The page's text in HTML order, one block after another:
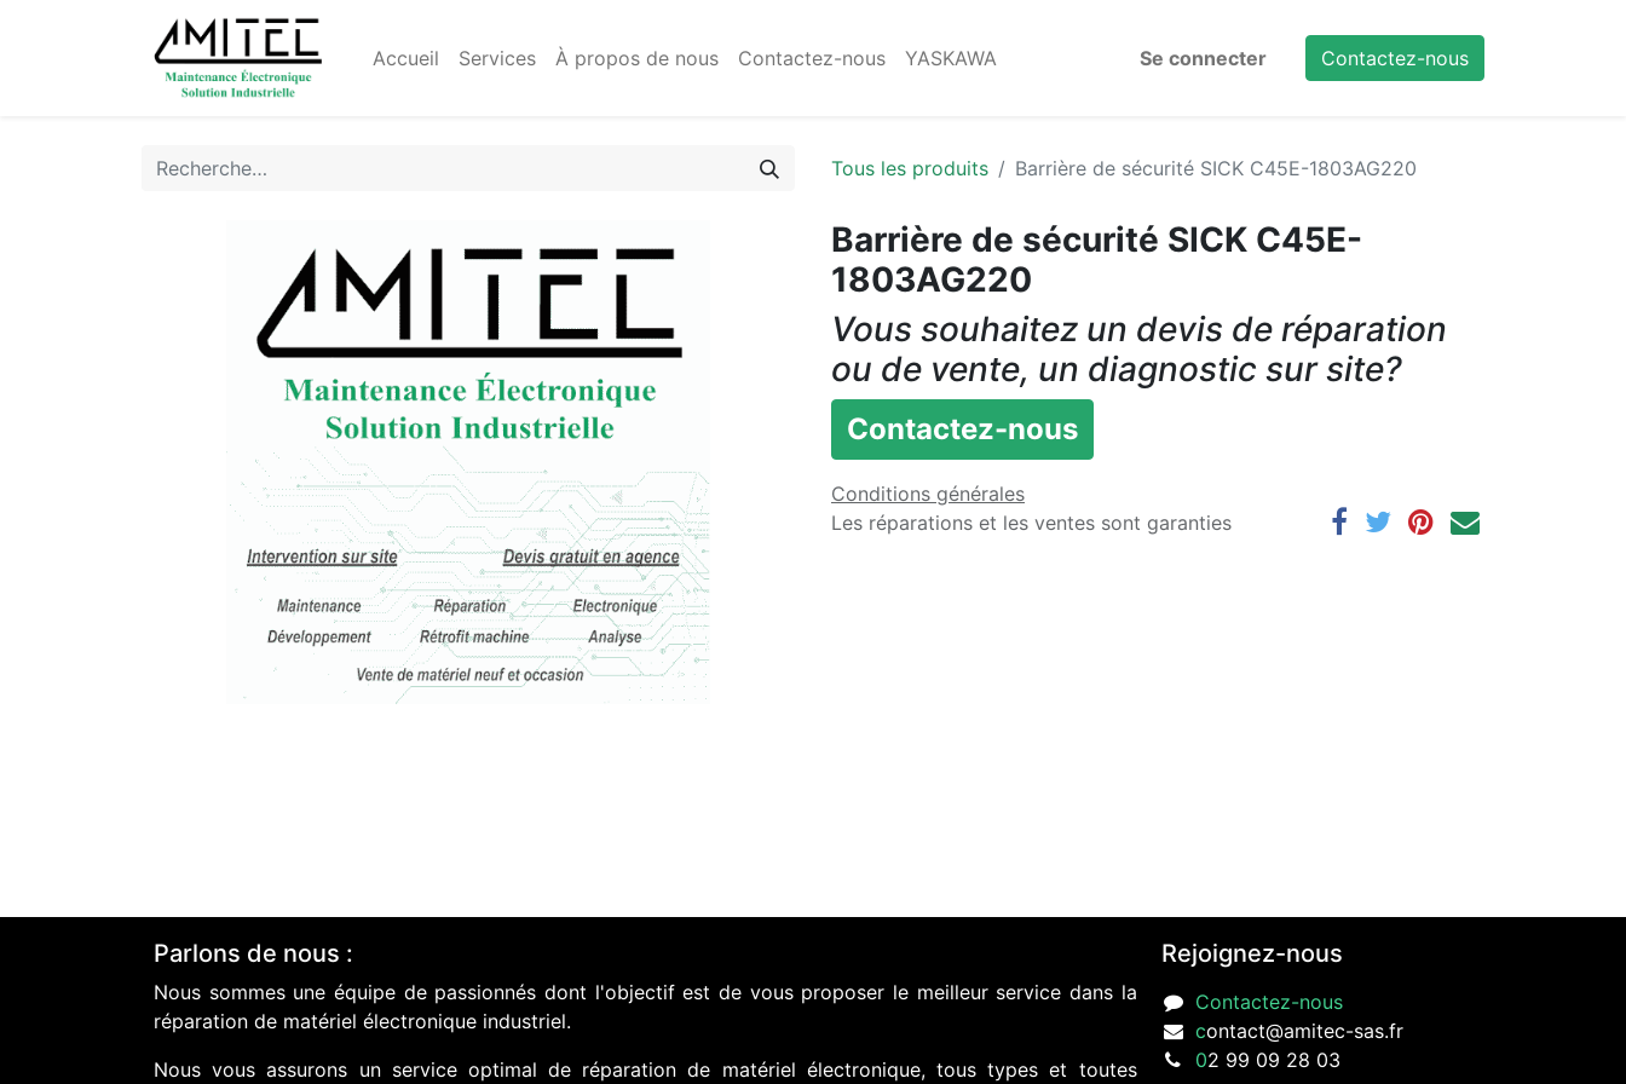
Accueil Services À propos de nous Contactez-nous YASKAWA Se connecter Contactez-nous
Tous les produits Barrière de sécurité SICK C45E-1803AG220
Barrière de sécurité SICK C45E-
1803AG220
Vous souhaitez un devis de réparation
ou de vente, un diagnostic sur site?
Contactez-nous
Conditions générales
Les réparations et les ventes sont garanties
Parlons de nous :
Nous sommes une équipe de passionnés dont l'objectif est de vous proposer le meilleur service dans la
réparation de matériel électronique industriel.
Nous vous assurons un service optimal de réparation de matériel électronique, tous types et toutes
Rejoignez-nous
Contactez-nous
contact@amitec-sas.fr
02 99 09 28 03